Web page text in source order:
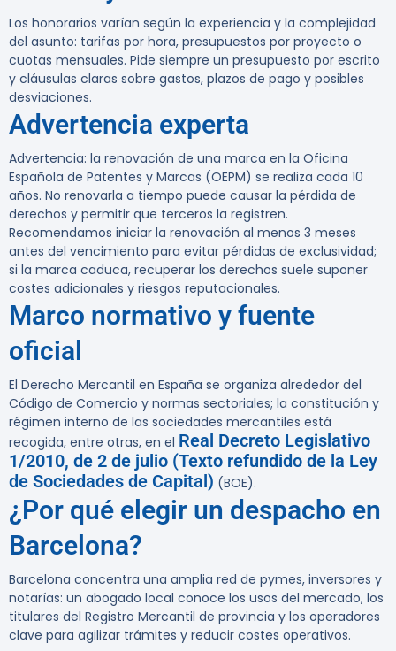
Los honorarios varían según la experiencia y la complejidad
del asunto: tarifas por hora, presupuestos por proyecto o
cuotas mensuales. Pide siempre un presupuesto por escrito
y cláusulas claras sobre gastos, plazos de pago y posibles
desviaciones.
Advertencia experta
Advertencia: la renovación de una marca en la Oficina
Española de Patentes y Marcas (OEPM) se realiza cada 10
años. No renovarla a tiempo puede causar la pérdida de
derechos y permitir que terceros la registren.
Recomendamos iniciar la renovación al menos 3 meses
antes del vencimiento para evitar pérdidas de exclusividad;
si la marca caduca, recuperar los derechos suele suponer
costes adicionales y riesgos reputacionales.
Marco normativo y fuente
oficial
El Derecho Mercantil en España se organiza alrededor del
Código de Comercio y normas sectoriales; la constitución y
régimen interno de las sociedades mercantiles está
recogida, entre otras, en el Real Decreto Legislativo
1/2010, de 2 de julio (Texto refundido de la Ley
de Sociedades de Capital) (BOE).
¿Por qué elegir un despacho en
Barcelona?
Barcelona concentra una amplia red de pymes, inversores y
notarías: un abogado local conoce los usos del mercado, los
titulares del Registro Mercantil de provincia y los operadores
clave para agilizar trámites y reducir costes operativos.